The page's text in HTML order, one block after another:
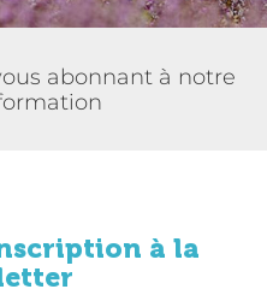
abonnant à notre
à la